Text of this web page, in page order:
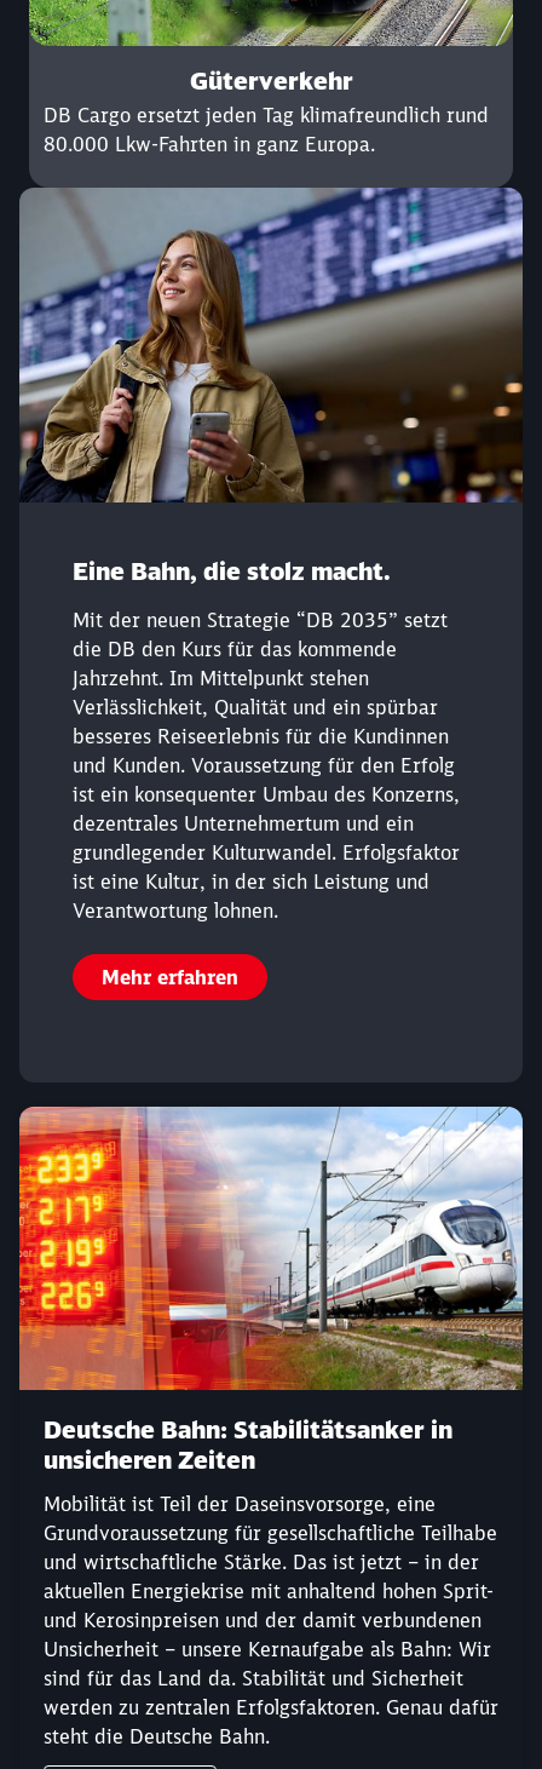
Güterverkehr
DB Cargo ersetzt jeden Tag klimafreundlich rund
80.000 Lkw-Fahrten in ganz Europa.
Eine Bahn, die stolz macht.
Mit der neuen Strategie “DB 2035” setzt
die DB den Kurs für das kommende
Jahrzehnt. Im Mittelpunkt stehen
Verlässlichkeit, Qualität und ein spürbar
besseres Reiseerlebnis für die Kundinnen
und Kunden. Voraussetzung für den Erfolg
ist ein konsequenter Umbau des Konzerns,
dezentrales Unternehmertum und ein
grundlegender Kulturwandel. Erfolgsfaktor
ist eine Kultur, in der sich Leistung und
Verantwortung lohnen.
Mehr erfahren
Deutsche Bahn: Stabilitätsanker in
unsicheren Zeiten
Mobilität ist Teil der Daseinsvorsorge, eine
Grundvoraussetzung für gesellschaftliche Teilhabe
und wirtschaftliche Stärke. Das ist jetzt – in der
aktuellen Energiekrise mit anhaltend hohen Sprit-
und Kerosinpreisen und der damit verbundenen
Unsicherheit – unsere Kernaufgabe als Bahn: Wir
sind für das Land da. Stabilität und Sicherheit
werden zu zentralen Erfolgsfaktoren. Genau dafür
steht die Deutsche Bahn.